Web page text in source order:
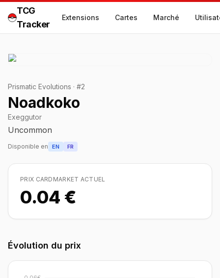
TCG
Tracker
Extensions Cartes Marché
Prismatic Evolutions · #2
Noadkoko
Exeggutor
Uncommon
Disponible en EN FR
PRIX CARDMARKET ACTUEL
0.04 €
Évolution du prix